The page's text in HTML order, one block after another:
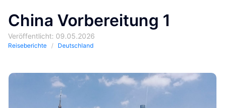
China Vorbereitung 1
Veröffentlicht: 09.05.2026
Reiseberichte Deutschland